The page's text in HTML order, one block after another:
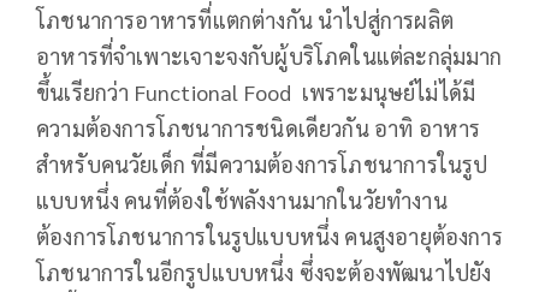
โภชนาการอาหารที่แตกต่างกัน นำไปสู่การผลิต
อาหารที่จำเพาะเจาะจงกับผู้บริโภคในแต่ละกลุ่มมาก
ขึ้นเรียกว่า Functional Food เพราะมนุษย์ไม่ได้มี
ความต้องการโภชนาการชนิดเดียวกัน อาทิ อาหาร
สำหรับคนวัยเด็ก ที่มีความต้องการโภชนาการในรูป
แบบหนึ่ง คนที่ต้องใช้พลังงานมากในวัยทำงาน
ต้องการโภชนาการในรูปแบบหนึ่ง คนสูงอายุต้องการ
โภชนาการในอีกรูปแบบหนึ่ง ซึ่งจะต้องพัฒนาไปยัง